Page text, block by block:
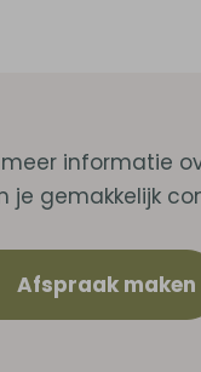
informatie
je gemakkelijk
Afspraak maken